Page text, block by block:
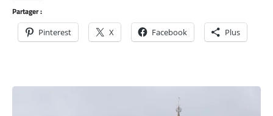
Partager :
Pinterest X Facebook Plus